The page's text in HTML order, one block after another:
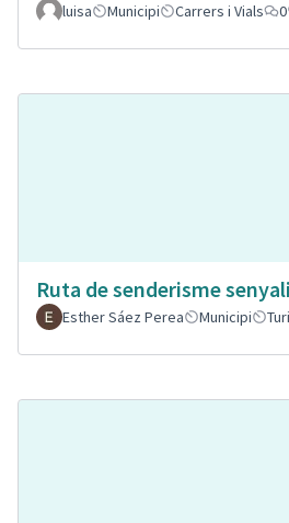
luisa Municipi Carrers i Vials 0
Ruta de senderisme
Esther Sáez Perea
Municipi